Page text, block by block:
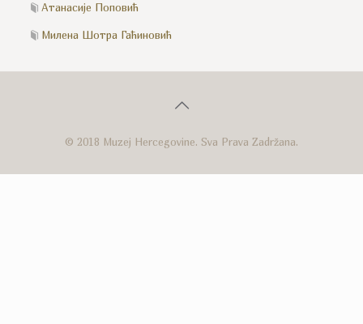
Атанасије Поповић
Милена Шотра Гаћиновић
© 2018 Muzej Hercegovine. Sva Prava Zadržana.